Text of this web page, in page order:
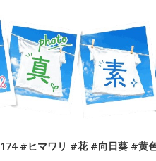
174 #ヒマワリ #花 #向日葵 #黄